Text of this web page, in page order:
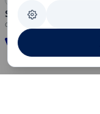
Segurança